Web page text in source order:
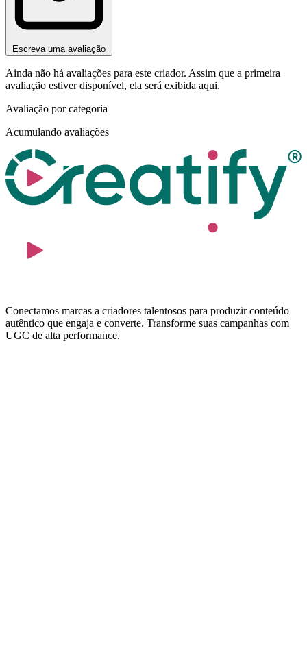
Escreva uma avaliação
Ainda não há avaliações para este criador. Assim que a primeira
avaliação estiver disponível, ela será exibida aqui.
Avaliação por categoria
Acumulando avaliações
Conectamos marcas a criadores talentosos para produzir conteúdo
autêntico que engaja e converte. Transforme suas campanhas com
UGC de alta performance.